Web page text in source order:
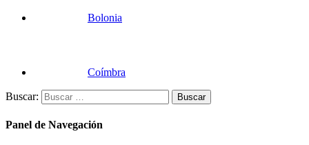
Bolonia
Coímbra
Buscar:
Panel de Navegación